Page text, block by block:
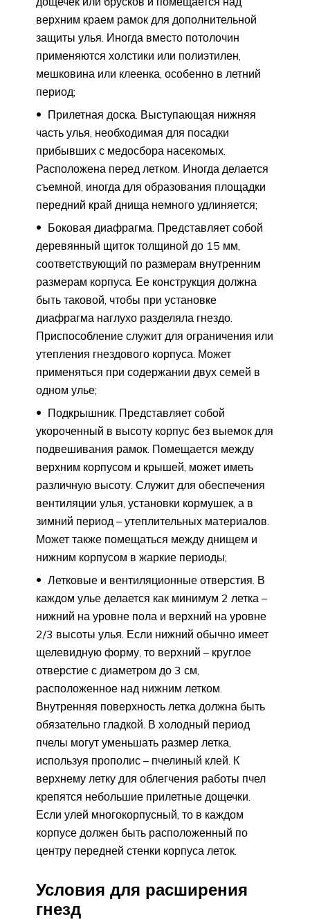
верхним краем рамок для дополнительной
защиты улья. Иногда вместо потолочин
применяются холстики или полиэтилен,
мешковина или клеенка, особенно в летний
период;
Прилетная доска. Выступающая нижняя
часть улья, необходимая для посадки
прибывших с медосбора насекомых.
Расположена перед летком. Иногда делается
съемной, иногда для образования площадки
передний край днища немного удлиняется;
Боковая диафрагма. Представляет собой
деревянный щиток толщиной до 15 мм,
соответствующий по размерам внутренним
размерам корпуса. Ее конструкция должна
быть таковой, чтобы при установке
диафрагма наглухо разделяла гнездо.
Приспособление служит для ограничения или
утепления гнездового корпуса. Может
применяться при содержании двух семей в
одном улье;
Подкрышник. Представляет собой
укороченный в высоту корпус без выемок для
подвешивания рамок. Помещается между
верхним корпусом и крышей, может иметь
различную высоту. Служит для обеспечения
вентиляции улья, установки кормушек, а в
зимний период – утеплительных материалов.
Может также помещаться между днищем и
нижним корпусом в жаркие периоды;
Летковые и вентиляционные отверстия. В
каждом улье делается как минимум 2 летка –
нижний на уровне пола и верхний на уровне
2/3 высоты улья. Если нижний обычно имеет
щелевидную форму, то верхний – круглое
отверстие с диаметром до 3 см,
расположенное над нижним летком.
Внутренняя поверхность летка должна быть
обязательно гладкой. В холодный период
пчелы могут уменьшать размер летка,
используя прополис – пчелиный клей. К
верхнему летку для облегчения работы пчел
крепятся небольшие прилетные дощечки.
Если улей многокорпусный, то в каждом
корпусе должен быть расположенный по
центру передней стенки корпуса леток.
Условия для расширения
гнезд